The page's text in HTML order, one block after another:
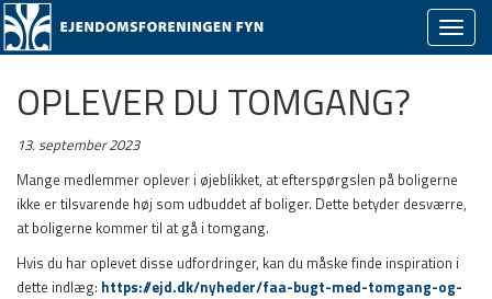
Skjul/
OPLEVER DU TOMGANG?
13. september 2023
Mange medlemmer oplever i øjeblikket, at efterspørgslen på boligerne
ikke er tilsvarende høj som udbuddet af boliger. Dette betyder desværre,
at boligerne kommer til at gå i tomgang.
Hvis du har oplevet disse udfordringer, kan du måske finde inspiration i
dette indlæg: https://ejd.dk/nyheder/faa-bugt-med-tomgang-og-